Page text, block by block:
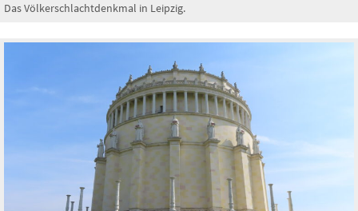
Das Völkerschlachtdenkmal in Leipzig.